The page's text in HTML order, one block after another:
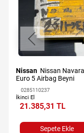
Nissan
Euro 5 Airbag Beyni
0285110237
İkinci El
21.385,31 TL
Sepete Ekle